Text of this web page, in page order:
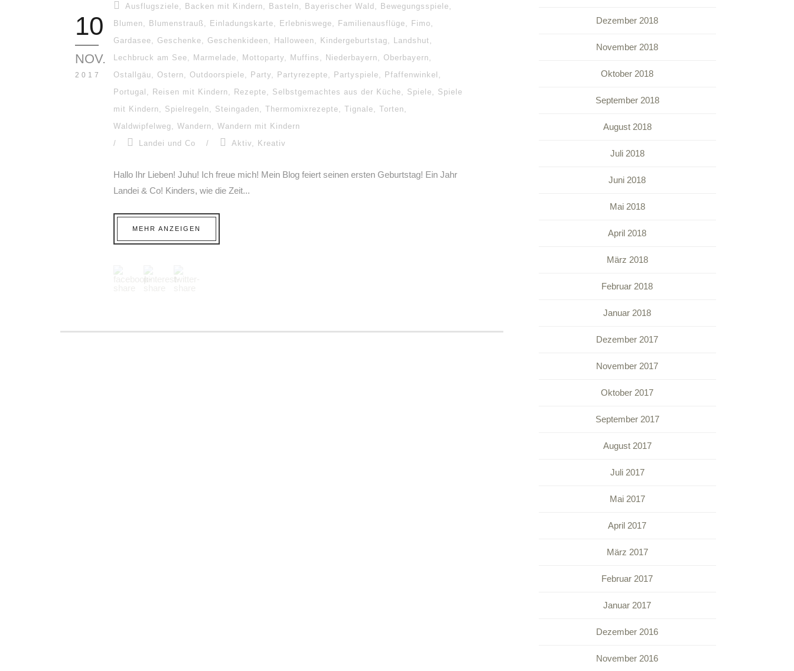
10
NOV.
2017
Ausflugsziele, Backen mit Kindern, Basteln, Bayerischer Wald , Bewegungsspiele,
Blumen, Blumenstrauß , Einladungskarte, Erlebniswege, Familienausflüge, Fimo,
Gardasee, Geschenke, Geschenkideen, Halloween, Kindergeburtstag , Landshut,
Lechbruck am See, Marmelade, Mottoparty, Muffins , Niederbayern, Oberbayern,
Ostallgäu , Ostern, Outdoorspiele, Party, Partyrezepte, Partyspiele, Pfaffenwinkel ,
Portugal , Reisen mit Kindern, Rezepte, Selbstgemachtes aus der Küche, Spiele, Spiele
mit Kindern, Spielregeln, Steingaden, Thermomixrezepte, Tignale, Torten,
Waldwipfelweg , Wandern, Wandern mit Kindern
/
Landei und Co / Aktiv, Kreativ
Hallo Ihr Lieben! Juhu! Ich freue mich! Mein Blog feiert seinen ersten Geburtstag! Ein Jahr
Landei & Co! Kinders, wie die Zeit...
MEHR ANZEIGEN
Dezember 2018
November 2018
Oktober 2018
September 2018
August 2018
Juli 2018
Juni 2018
Mai 2018
April 2018
März 2018
Februar 2018
Januar 2018
Dezember 2017
November 2017
Oktober 2017
September 2017
August 2017
Juli 2017
Mai 2017
April 2017
März 2017
Februar 2017
Januar 2017
Dezember 2016
November 2016